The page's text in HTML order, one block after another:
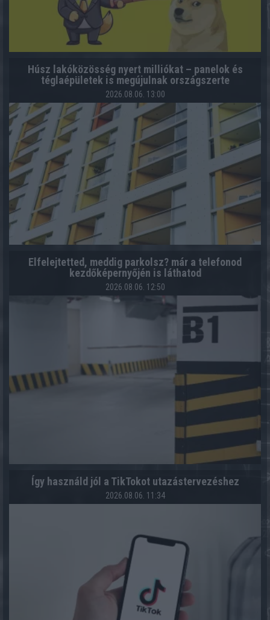
Húsz lakóközösség nyert milliókat – panelok és
téglaépületek is megújulnak országszerte
2026.08.06. 13:00
Elfelejtetted, meddig parkolsz? már a telefonod
kezdőképernyőjén is láthatod
2026.08.06. 12:50
Így használd jól a TikTokot utazástervezéshez
2026.08.06. 11:34